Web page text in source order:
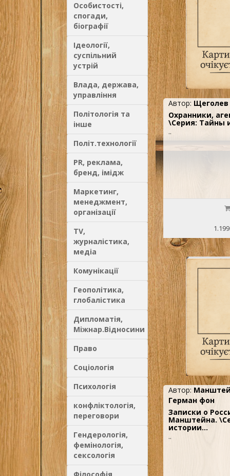
Особистості,
спогади,
біографії
Ідеології,
суспільний
устрій
Влада, держава,
управління
Політологія та
інше
Політ.технології
PR, реклама,
бренд, імідж
Маркетинг,
менеджмент,
організації
TV,
журналістика,
медіа
Комунікації
Геополітика,
глобалістика
Дипломатія,
Міжнар.Відносини
Право
Соціологія
Психологія
конфліктологія,
переговори
Гендерологія,
фемінологія,
сексологія
Автор: Щеголев
Охранники,
\Серия: Тайны
..
Автор:
Герман фон
Записки о
Манштейна.
истории…
..